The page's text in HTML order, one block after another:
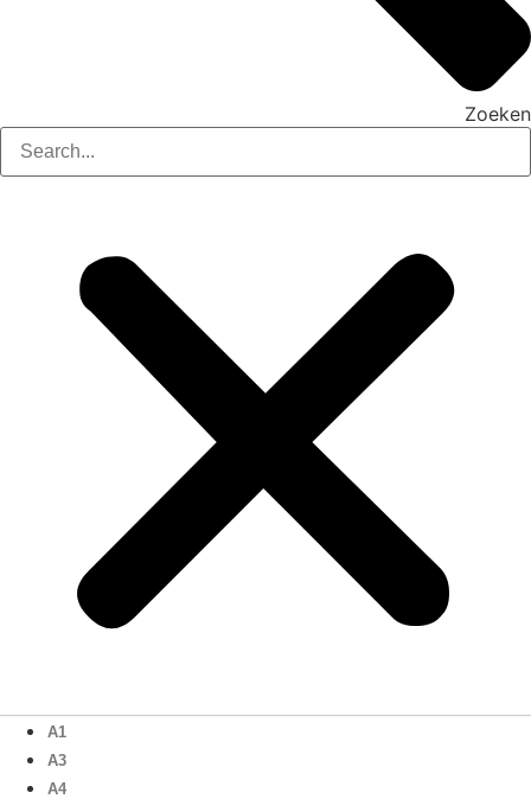
Zoeken
A1
A3
A4